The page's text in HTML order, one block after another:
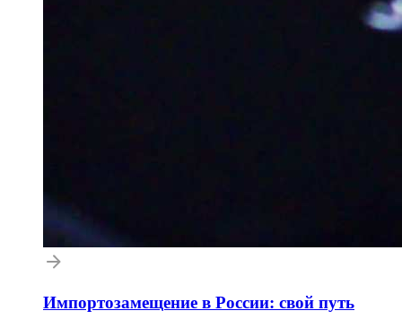
Импортозамещение в России: свой путь